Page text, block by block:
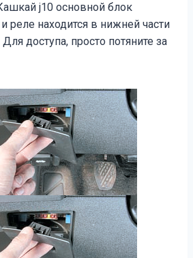
j10 основной блок
реле находится в нижней части
доступа, просто потяните за